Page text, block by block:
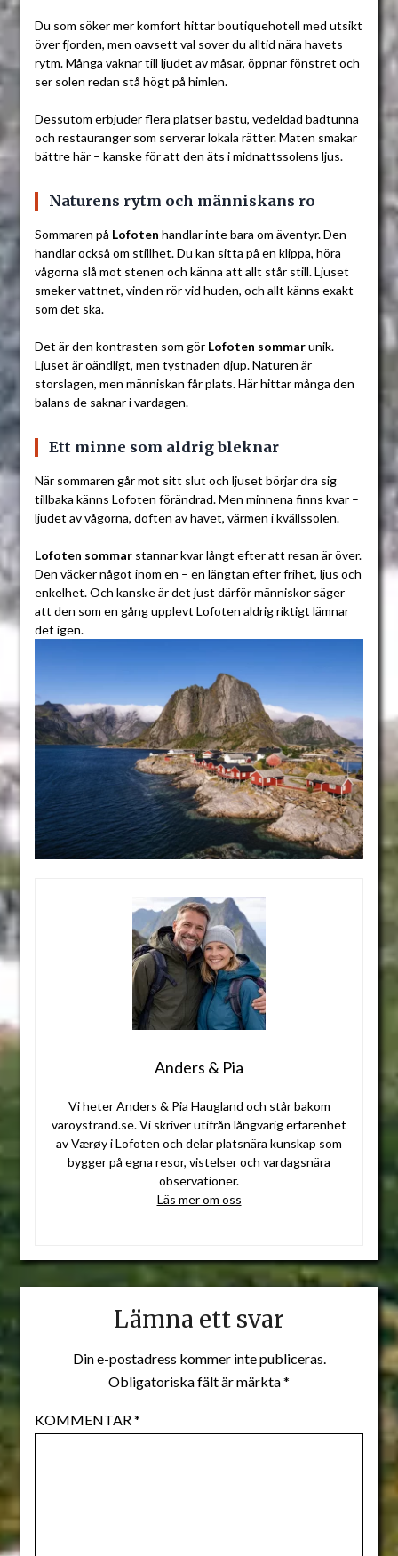
Du som söker mer komfort hittar boutiquehotell med utsikt
över fjorden, men oavsett val sover du alltid nära havets
rytm. Många vaknar till ljudet av måsar, öppnar fönstret och
ser solen redan stå högt på himlen.
Dessutom erbjuder flera platser bastu, vedeldad badtunna
och restauranger som serverar lokala rätter. Maten smakar
bättre här – kanske för att den äts i midnattssolens ljus.
Naturens rytm och människans ro
Sommaren på Lofoten handlar inte bara om äventyr. Den
handlar också om stillhet. Du kan sitta på en klippa, höra
vågorna slå mot stenen och känna att allt står still. Ljuset
smeker vattnet, vinden rör vid huden, och allt känns exakt
som det ska.
Det är den kontrasten som gör Lofoten sommarunik.
Ljuset är oändligt, men tystnaden djup. Naturen är
storslagen, men människan får plats. Här hittar många den
balans de saknar i vardagen.
Ett minne som aldrig bleknar
När sommaren går mot sitt slut och ljuset börjar dra sig
tillbaka känns Lofoten förändrad. Men minnena finns kvar –
ljudet av vågorna, doften av havet, värmen i kvällssolen.
Lofoten sommarstannar kvar långt efter att resan är över.
Den väcker något inom en – en längtan efter frihet, ljus och
enkelhet. Och kanske är det just därför människor säger
att den som en gång upplevt Lofoten aldrig riktigt lämnar
det igen.
Anders & Pia
Vi heter Anders & Pia Haugland och står bakom
varoystrand.se. Vi skriver utifrån långvarig erfarenhet
av Værøy i Lofoten och delar platsnära kunskap som
bygger på egna resor, vistelser och vardagsnära
observationer.
Läs mer om oss
Lämna ett svar
Din e-postadress kommer inte publiceras.
Obligatoriska fält är märkta*
KOMMENTAR*